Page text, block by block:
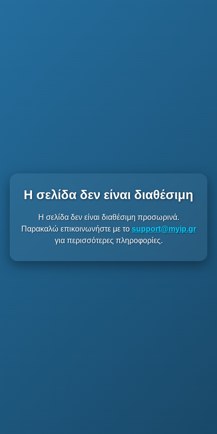
Η σελίδα δεν είναι διαθέσιμη
Η σελίδα δεν είναι διαθέσιμη προσωρινά.
Παρακαλώ επικοινωνήστε με το support@myip.gr
για περισσότερες πληροφορίες.